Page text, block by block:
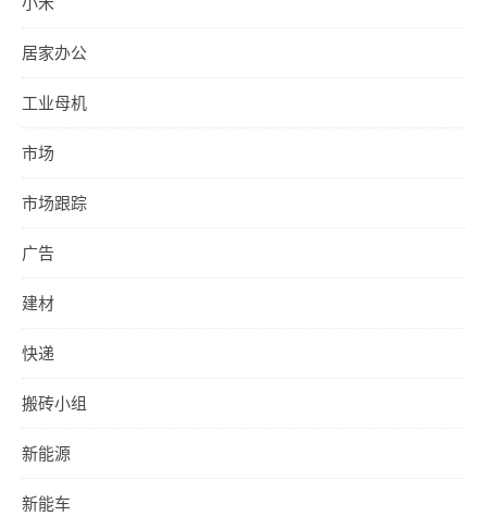
居家办公
工业母机
市场
市场跟踪
广告
建材
快递
搬砖小组
新能源
新能车